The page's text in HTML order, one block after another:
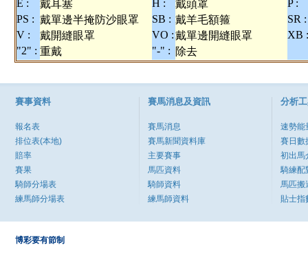
E : 戴耳塞 H : 戴頭罩
P :
PS : 戴單邊半掩防沙眼罩 SB : 戴羊毛額箍
SR :
V :
戴開縫眼罩 VO :戴單邊開縫眼罩
XB :
"2" : 重戴 "-" : 除去
賽事資料
報名表
排位表(本地)
賠率
賽果
騎師分場表
練馬師分場表
賽馬消息及資訊
賽馬消息
賽馬新聞資料庫
主要賽事
馬匹資料
騎師資料
練馬師資料
分析
速勢能
賽日數
初出馬
騎練配
馬匹搬
貼士指
博彩要有節制